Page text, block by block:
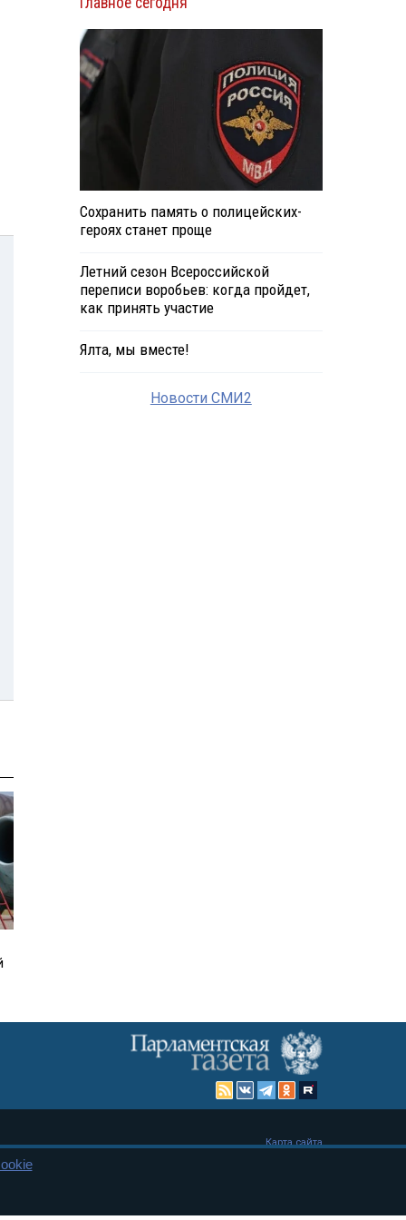
Сохранить память о полицейских-
героях станет проще
Летний сезон Всероссийской
переписи воробьев: когда пройдет,
как принять участие
Ялта, мы вместе!
Новости СМИ2
Карта сайта